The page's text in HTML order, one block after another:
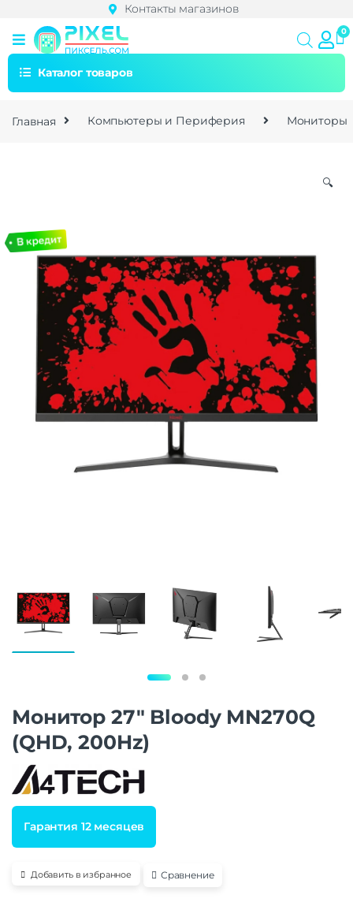
Контакты магазинов
Каталог товаров
Главная Компьютеры и Периферия Мониторы
🔍
Монитор 27″ Bloody MN270Q
(QHD, 200Hz)
Гарантия 12 месяцев
Добавить в избранное Сравнение